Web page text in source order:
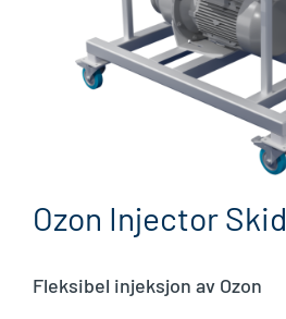
Ozon Injector Skid
Fleksibel injeksjon av Ozon​